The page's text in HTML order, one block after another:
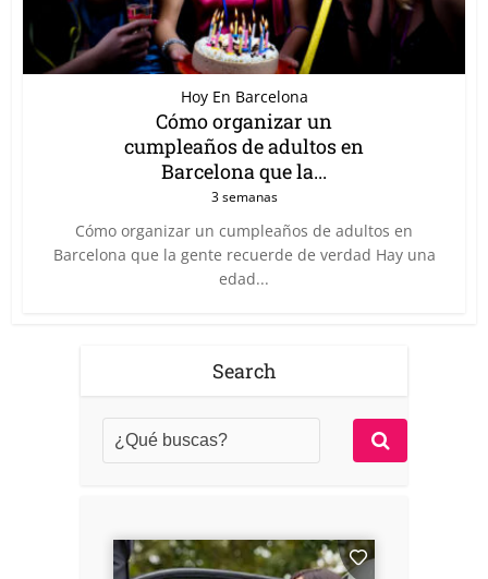
Hoy En Barcelona
Cómo organizar un
cumpleaños de adultos en
Barcelona que la...
3 semanas
Cómo organizar un cumpleaños de adultos en
Barcelona que la gente recuerde de verdad Hay una
edad...
Search